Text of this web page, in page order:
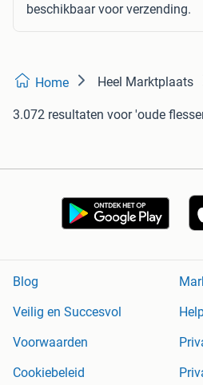
beschikbaar voor verzending.
Home Heel Marktplaats
3.072 resultaten voor 'oude
Blog
Veilig en Succesvol
Voorwaarden
Cookiebeleid